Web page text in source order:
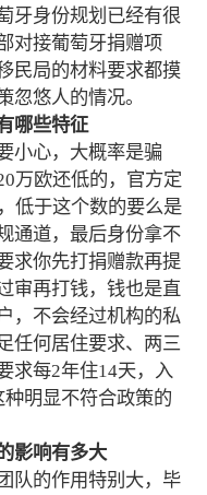
牙身份规划已经有很
对接葡萄牙捐赠项
民局的材料要求都摸
忽悠人的情况。
哪些特征
小心，大概率是骗
万欧还低的，官方定
低于这个数的要么是
通道，最后身份拿不
求你先打捐赠款再提
审再打钱，钱也是直
，不会经过机构的私
任何居住要求、两三
求每2年住14天，入
明显不符合政策的
影响有多大
队的作用特别大，毕